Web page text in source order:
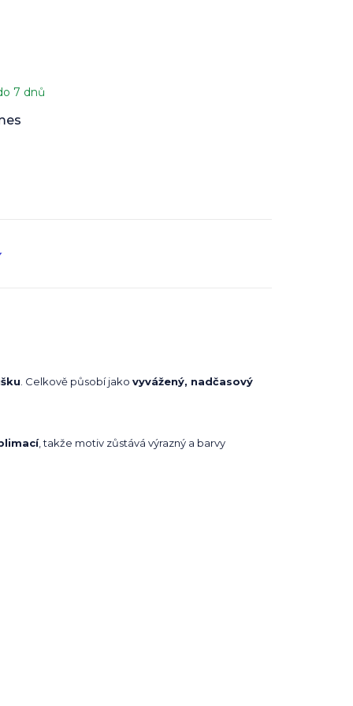
7 dnů
. Celkově působí jako vyvážený, nadčasový
, takže motiv zůstává výrazný a barvy